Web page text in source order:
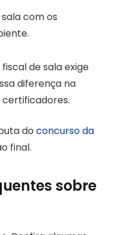
com os
de sala exige
diferença na
do concurso da
final.
sobre